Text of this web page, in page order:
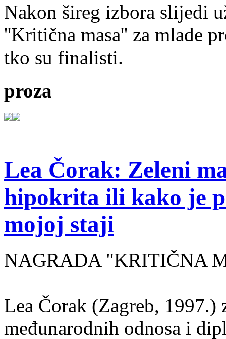
Nakon šireg izbora slijedi
''Kritična masa'' za mlade
tko su finalisti.
proza
Lea Čorak: Zeleni
hipokrita ili kako je
mojoj staji
NAGRADA "KRITIČNA
Lea Čorak (Zagreb,
međunarodnih odnosa i